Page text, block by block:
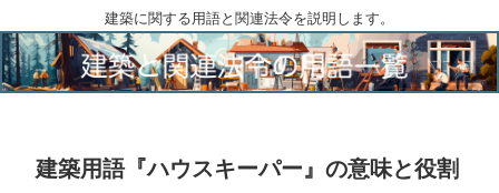
建築に関する用語と関連法令を説明します。
建築用語『ハウスキーパー』の意味と役割